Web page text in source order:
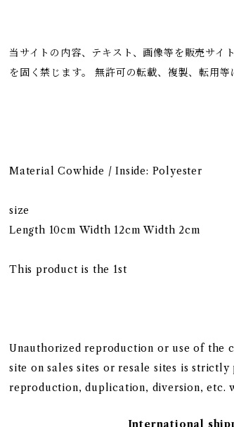
当サイトの内容、テキスト、画像等を販売サイ
を固く禁じます。 無許可の転載、複製、転用
Material Cowhide / Inside: Polyester
size
Length 10cm Width 12cm Width 2cm
This product is the 1st
Unauthorized reproduction or use of the
site on sales sites or resale sites is
reproduction, duplication, diversion, etc.
International